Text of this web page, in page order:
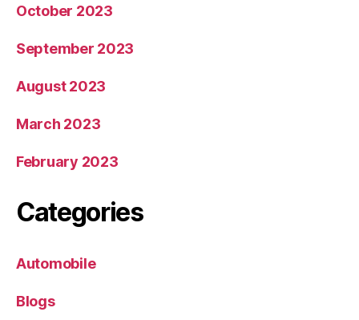
October 2023
September 2023
August 2023
March 2023
February 2023
Categories
Automobile
Blogs